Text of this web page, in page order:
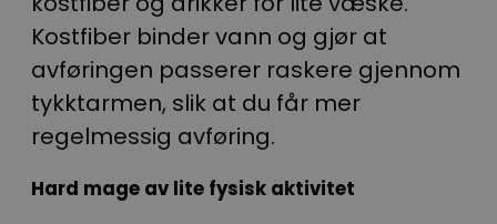
Kostfiber binder vann og gjør at
avføringen passerer raskere gjennom
tykktarmen, slik at du får mer
regelmessig avføring.
Hard mage av lite fysisk aktivitet